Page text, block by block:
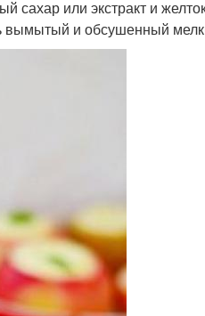
сахар или экстракт и
вымытый и обсушенный